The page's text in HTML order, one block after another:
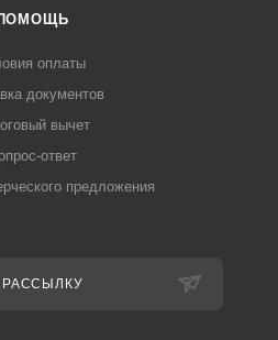
оплаты
документов
вычет
ответ
предложения